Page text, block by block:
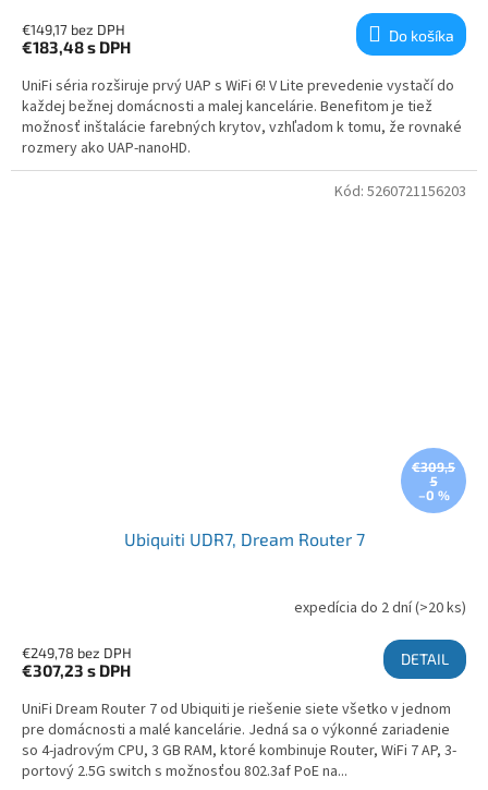
€149,17 bez DPH
€183,48s DPH
Do košíka
UniFi séria rozširuje prvý UAP s WiFi 6! V Lite prevedenie vystačí do
každej bežnej domácnosti a malej kancelárie. Benefitom je tiež
možnosť inštalácie farebných krytov, vzhľadom k tomu, že rovnaké
rozmery ako UAP-nanoHD.
€309,5
5
–0 %
Ubiquiti UDR7, Dream Router 7
expedícia do 2 dní(>20 ks)
€249,78 bez DPH
€307,23 s DPH
DETAIL
UniFi Dream Router 7 od Ubiquiti je riešenie siete všetko v jednom
pre domácnosti a malé kancelárie. Jedná sa o výkonné zariadenie
so 4-jadrovým CPU, 3 GB RAM, ktoré kombinuje Router, WiFi 7 AP, 3-
portový 2.5G switch s možnosťou 802.3af PoE na...
Kód: 5260721156203